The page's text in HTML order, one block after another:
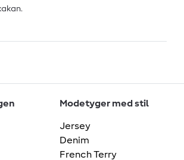
Modetyger med stil
Jersey
Denim
French Terry